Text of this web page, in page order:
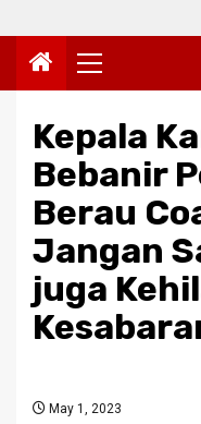
Primary
Menu
Kepala
Bebanir
Berau
Jangan
juga
May 1, 2023